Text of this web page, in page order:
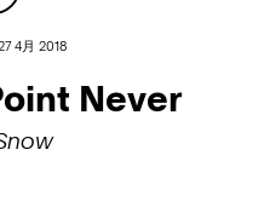
4月 2018
Never